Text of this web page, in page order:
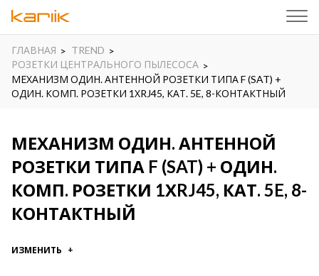
ГЛАВНАЯ
TREND
РОЗЕТКИ ЦЕНТРАЛЬНОГО ПЫЛЕСОСА
МЕХАНИЗМ ОДИН. АНТЕННОЙ РОЗЕТКИ ТИПА F (SAT) +
ОДИН. КОМП. РОЗЕТКИ 1ХRJ45, КАТ. 5E, 8-КОНТАКТНЫЙ
МЕХАНИЗМ ОДИН. АНТЕННОЙ
РОЗЕТКИ ТИПА F (SAT) + ОДИН.
КОМП. РОЗЕТКИ 1ХRJ45, КАТ. 5E, 8-
КОНТАКТНЫЙ
ИЗМЕНИТЬ